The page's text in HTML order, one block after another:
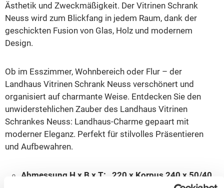
Ästhetik und Zweckmäßigkeit. Der Vitrinen Schrank
Neuss wird zum Blickfang in jedem Raum, dank der
geschickten Fusion von Glas, Holz und modernem
Design.
Ob im Esszimmer, Wohnbereich oder Flur – der
Landhaus Vitrinen Schrank Neuss verschönert und
organisiert auf charmante Weise. Entdecken Sie den
unwiderstehlichen Zauber des Landhaus Vitrinen
Schrankes Neuss: Landhaus-Charme gepaart mit
moderner Eleganz. Perfekt für stilvolles Präsentieren
und Aufbewahren.
Abmessung H x B x T: 220 x Korpus 240 x 50/40